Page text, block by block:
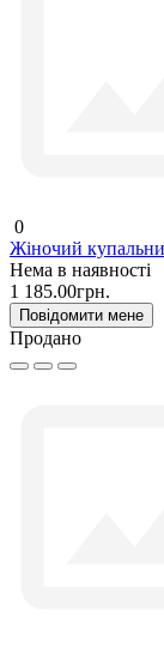
0
Жіночий
Нема в наявності
1 185.00грн.
Повідомити мене
Продано